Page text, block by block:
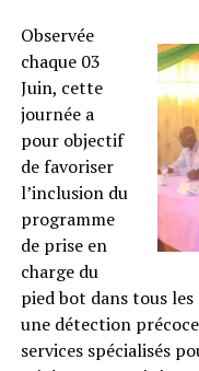
Observée
chaque 03
Juin, cette
journée a
pour objectif
de favoriser
l’inclusion du
programme
de prise en
charge du
pied bot dans tous
une détection
services spécialisés